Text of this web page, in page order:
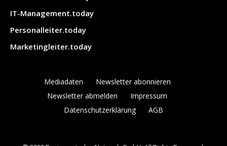
IT-Management.today
Personalleiter.today
Marketingleiter.today
Mediadaten
Newsletter abonnieren
Newsletter abmelden
Impressum
Datenschutzerklärung
AGB